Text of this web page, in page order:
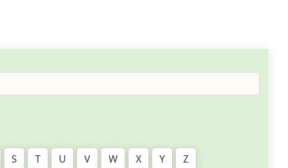
S T U V W X Y Z